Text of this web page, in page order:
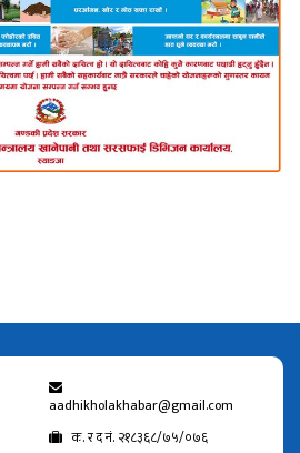
aadhikholakhabar@gmail.com
क. र द नं. २१८३६८/७५/०७६